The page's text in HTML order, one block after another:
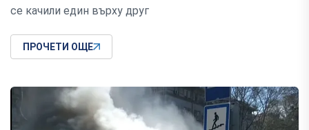
се качили един върху друг
ПРОЧЕТИ ОЩЕ